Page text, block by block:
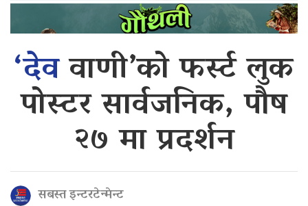
‘देववाणी’को फर्स्ट लुक
पोस्टर सार्वजनिक, पौष
२७ मा प्रदर्शन
सबस्त इन्टरटेन्मेन्ट